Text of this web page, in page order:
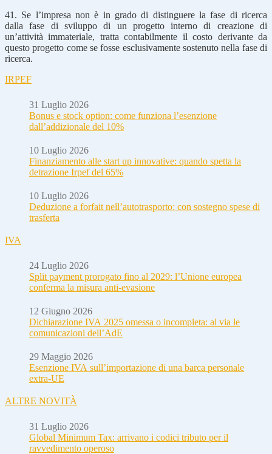
41. Se l’impresa non è in grado di distinguere la fase di ricerca
dalla fase di sviluppo di un progetto interno di creazione di
un’attività immateriale, tratta contabilmente il costo derivante da
questo progetto come se fosse esclusivamente sostenuto nella fase di
ricerca.
IRPEF
31 Luglio 2026
Bonus e stock option: come funziona l’esenzione
dall’addizionale del 10%
10 Luglio 2026
Finanziamento alle start up innovative: quando spetta la
detrazione Irpef del 65%
10 Luglio 2026
Deduzione a forfait nell’autotrasporto: con sostegno spese di
trasferta
IVA
24 Luglio 2026
Split payment prorogato fino al 2029: l’Unione europea
conferma la misura anti-evasione
12 Giugno 2026
Dichiarazione IVA 2025 omessa o incompleta: al via le
comunicazioni dell’AdE
29 Maggio 2026
Esenzione IVA sull’importazione di una barca personale
extra-UE
ALTRE NOVITÀ
31 Luglio 2026
Global Minimum Tax: arrivano i codici tributo per il
ravvedimento operoso